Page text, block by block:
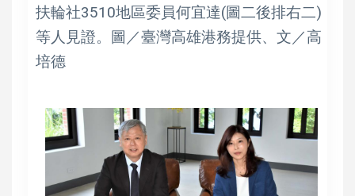
扶輪社3510地區委員何宜達(圖二後排右二)
等人見證。圖／臺灣高雄港務提供、文／高
培德